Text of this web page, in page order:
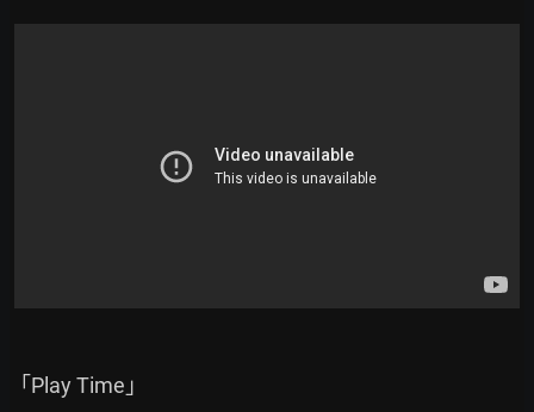
「Play Time」